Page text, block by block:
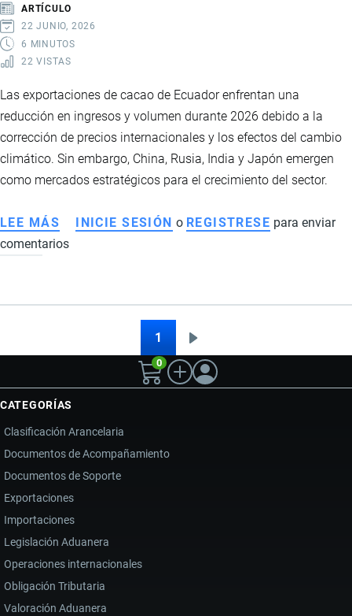
UNIDOS
ARTÍCULO
22 JUNIO, 2026
6 MINUTOS
22 VISTAS
Las exportaciones de cacao de Ecuador enfrentan una
reducción en ingresos y volumen durante 2026 debido a la
corrección de precios internacionales y los efectos del cambio
climático. Sin embargo, China, Rusia, India y Japón emergen
como mercados estratégicos para el crecimiento del sector.
LEE MÁS SOBRE
EXPORTACIONES
DE
CHINA
RUSIA
IMPULSAN
NUEVOS
MERCADOS
PESE
A
LA
CAÍDA
DE
INICIE SESIÓN o REGISTRESE para enviar
comentarios
1
página
0
CATEGORÍAS
Clasificación Arancelaria
Documentos de Acompañamiento
Documentos de Soporte
Exportaciones
Importaciones
Legislación Aduanera
Operaciones internacionales
Obligación Tributaria
Valoración Aduanera